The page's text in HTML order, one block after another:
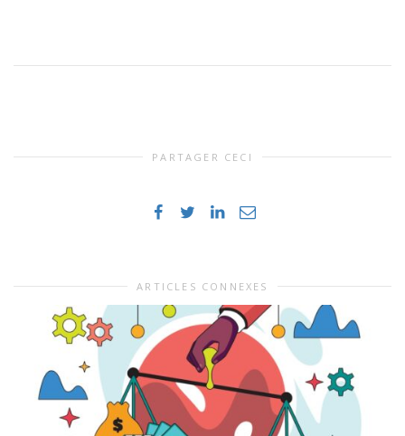
PARTAGER CECI
ARTICLES CONNEXES